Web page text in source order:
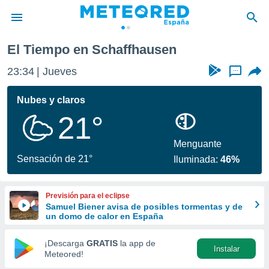
de
por
se
calidad.
a este
las
y
forma
digital
basada
El Tiempo en Schaffhausen
23:34 Jueves ...
Nubes y claros
21°
Sensación de 21°
Menguante
Iluminada:46%
Previsión para el eclipse
Samuel Biener avisa de posibles tormentas y de
un domo de calor en España
¡Descarga GRATIS la app de
Meteored!
Instalar